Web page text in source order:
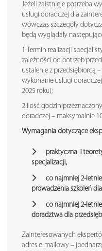
Jeżeli zaistnieje potrzeba
usługi doradczej dla
wówczas szczegóły
będą wyglądały
1.Termin realizacji
zależności od potrzeb
ustalenie z przedsiębiorcą
wykonanie usługi
2025 roku);
2.Ilość godzin
doradczej – maksymalnie
Wymagania dotyczące
praktyczna i
specjalizacji,
co najmniej 2-
prowadzenia szkoleń
co najmniej 2-
doradztwa dla
Zainteresowanych
adres e-mailowy –